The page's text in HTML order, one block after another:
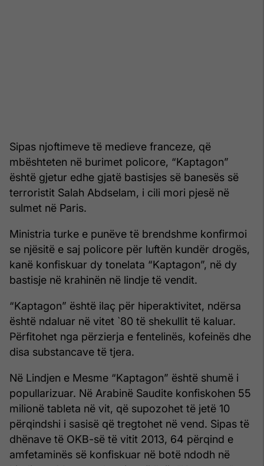
Sipas njoftimeve të medieve franceze, që
mbështeten në burimet policore, “Kaptagon”
është gjetur edhe gjatë bastisjes së banesës së
terroristit Salah Abdselam, i cili mori pjesë në
sulmet në Paris.
Ministria turke e punëve të brendshme konfirmoi
se njësitë e saj policore për luftën kundër drogës,
kanë konfiskuar dy tonelata “Kaptagon”, në dy
bastisje në krahinën në lindje të vendit.
“Kaptagon” është ilaç për hiperaktivitet, ndërsa
është ndaluar në vitet `80 të shekullit të kaluar.
Përfitohet nga përzierja e fentelinës, kofeinës dhe
disa substancave të tjera.
Në Lindjen e Mesme “Kaptagon” është shumë i
popullarizuar. Në Arabinë Saudite konfiskohen 55
milionë tableta në vit, që supozohet të jetë 10
përqindshi i sasisë që tregtohet në vend. Sipas të
dhënave të OKB-së të vitit 2013, 64 përqind e
amfetaminës së konfiskuar në botë ndodh në